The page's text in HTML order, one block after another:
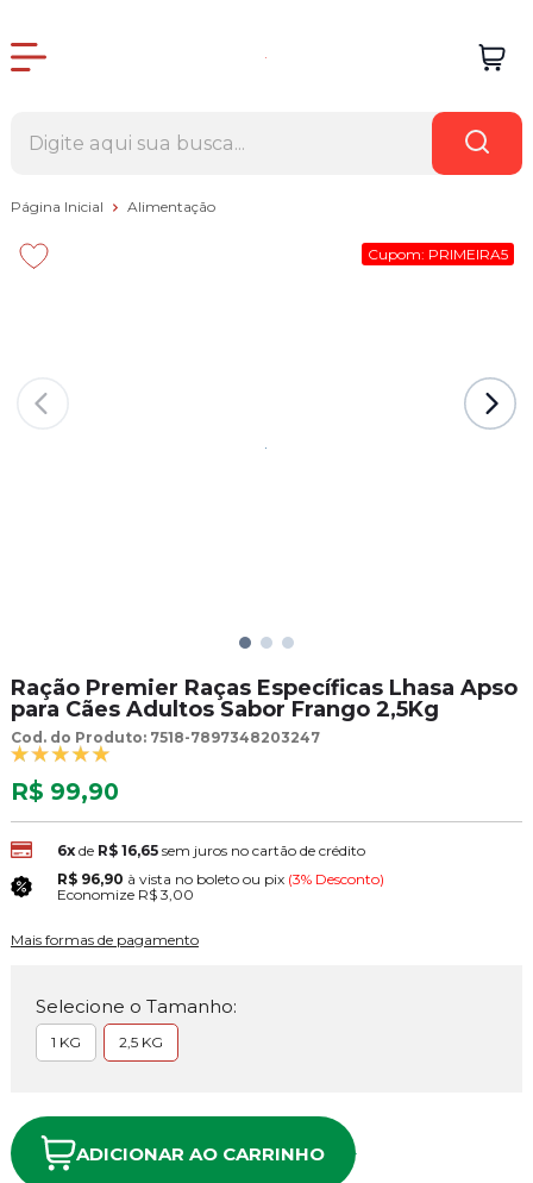
Página Inicial Alimentação
Cupom: PRIMEIRA5
Ração Premier Raças Específicas Lhasa Apso
para Cães Adultos Sabor Frango 2,5Kg
Cod. do Produto: 7518-7897348203247
R$ 99,90
6xde R$ 16,65 sem juros no cartão de crédito
R$ 96,90 à vista no boleto ou pix (3% Desconto)
Economize R$ 3,00
Mais formas de pagamento
Selecione o Tamanho:
1 KG 2,5 KG
ADICIONAR AO CARRINHO